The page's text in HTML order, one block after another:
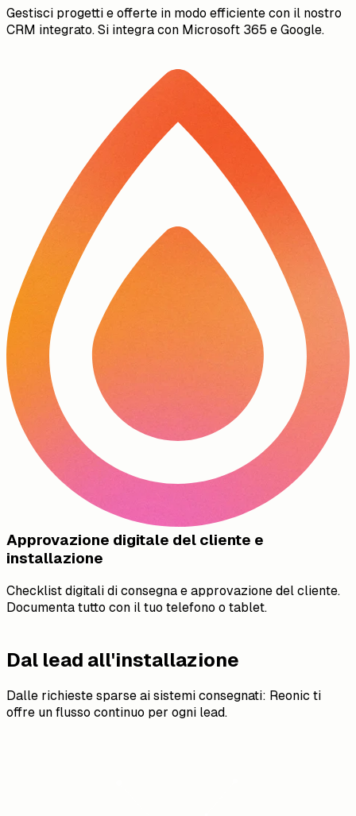
Gestisci progetti e offerte in modo efficiente con il nostro
CRM integrato. Si integra con Microsoft 365 e Google.
Approvazione digitale del cliente e
installazione
Checklist digitali di consegna e approvazione del cliente.
Documenta tutto con il tuo telefono o tablet.
Dal lead all'installazione
Dalle richieste sparse ai sistemi consegnati: Reonic ti
offre un flusso continuo per ogni lead.